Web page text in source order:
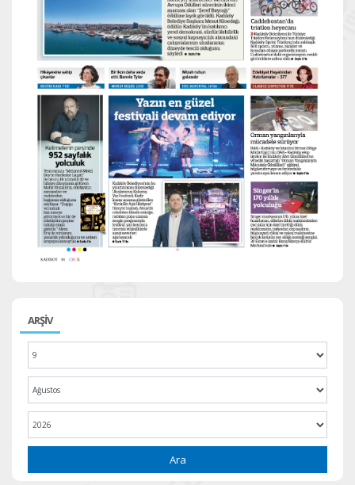
ARŞİV
Ara